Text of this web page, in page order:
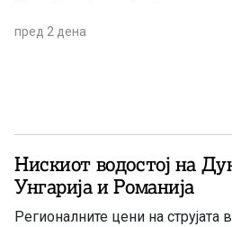
пред 2 дена
Нискиот водостој на
Унгарија и Романија
Регионалните цени на струјата